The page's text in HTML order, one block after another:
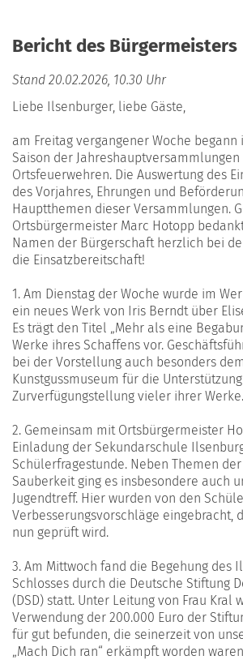
Bericht des Bürgermeisters
Stand 20.02.2026, 10.30 Uhr
Liebe Ilsenburger, liebe Gäste,
am Freitag vergangener Woche begann
Saison der
Ortsfeuerwehren. Die Auswertung des
des Vorjahres, Ehrungen und
Hauptthemen dieser Versammlungen.
Ortsbürgermeister Marc Hotopp
Namen der Bürgerschaft herzlich bei
die Einsatzbereitschaft!
1. Am Dienstag der Woche wurde im
ein neues Werk von Iris Berndt über
Es trägt den Titel „Mehr als eine
Werke ihres Schaffens vor.
bei der Vorstellung auch besonders
Kunstgussmuseum für die
Zurverfügungstellung vieler ihrer Werke.
2. Gemeinsam mit Ortsbürgermeister
Einladung der Sekundarschule
Schülerfragestunde. Neben Themen
Sauberkeit ging es insbesondere auch
Jugendtreff. Hier wurden von den
Verbesserungsvorschläge eingebracht,
nun geprüft wird.
3. Am Mittwoch fand die Begehung des
Schlosses durch die Deutsche Stiftung
(DSD) statt. Unter Leitung von Frau Kral
Verwendung der 200.000 Euro der
für gut befunden, die seinerzeit von
„Mach Dich ran“ erkämpft worden